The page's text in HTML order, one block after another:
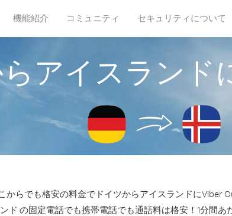
機能紹介 コミュニティ セキュリティについて
らアイスランド
からでも格安の料金でドイツからアイスランドにViber
ド の固定電話でも携帯電話でも通話料は格安！1分間あ